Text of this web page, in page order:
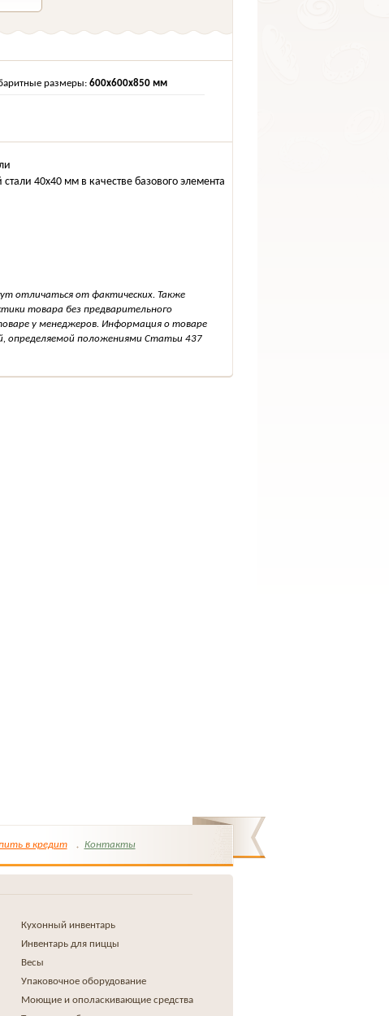
размеры: 600х600х850 мм
40х40 мм в качестве базового элемента
отличаться от фактических. Также
товара без предварительного
у менеджеров. Информация о товаре
определяемой положениями Статьи 437
в кредит Контакты
Кухонный инвентарь
Инвентарь для пиццы
Весы
Упаковочное оборудование
Моющие и ополаскивающие средства